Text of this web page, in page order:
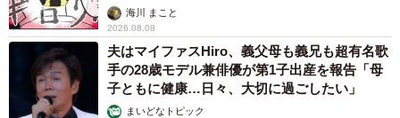
海川 まこと
2026.08.08
夫はマイファスHiro、義父母も義兄も超有名歌
手の28歳モデル兼俳優が第1子出産を報告「母
子ともに健康…日々、大切に過ごしたい」
まいどなトピック